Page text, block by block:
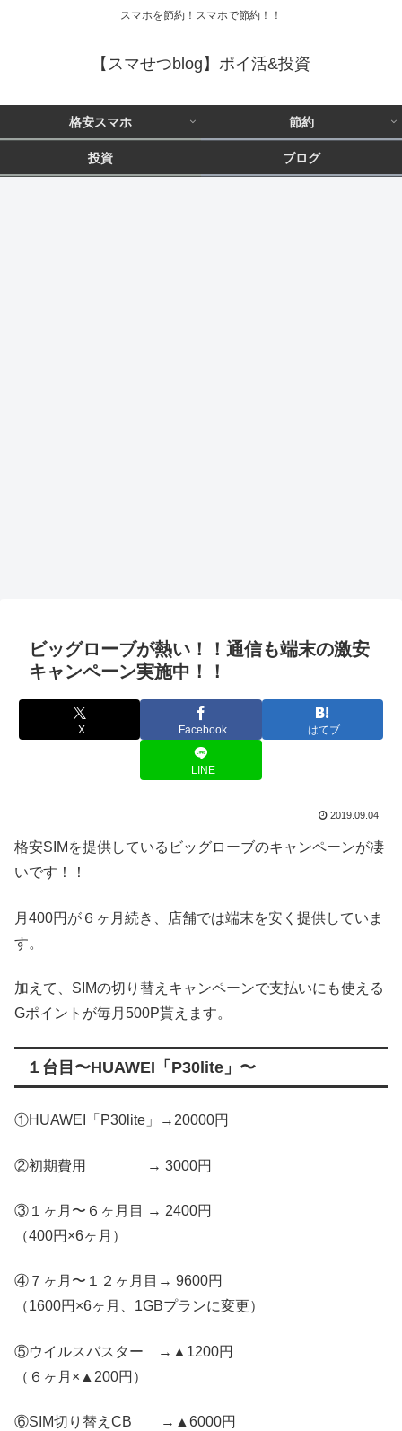
スマホを節約！スマホで節約！！
【スマせつblog】ポイ活&投資
格安スマホ 節約
投資 ブログ
ビッグローブが熱い！！通信も端末の激安
キャンペーン実施中！！
X Facebook はてブ
LINE
2019.09.04
格安SIMを提供しているビッグローブのキャンペーンが凄
いです！！
月400円が６ヶ月続き、店舗では端末を安く提供していま
す。
加えて、SIMの切り替えキャンペーンで支払いにも使える
Gポイントが毎月500P貰えます。
１台目〜HUAWEI「P30lite」〜
①HUAWEI「P30lite」→20000円
②初期費用 → 3000円
③１ヶ月〜６ヶ月目 → 2400円
（400円×6ヶ月）
④７ヶ月〜１２ヶ月目→ 9600円
（1600円×6ヶ月、1GBプランに変更）
⑤ウイルスバスター →▲1200円
（６ヶ月×▲200円）
⑥SIM切り替えCB →▲6000円